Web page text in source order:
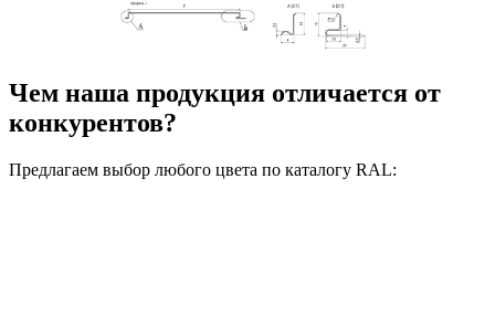
Чем наша продукция отличается от
конкурентов?
Предлагаем выбор любого цвета по каталогу RAL: